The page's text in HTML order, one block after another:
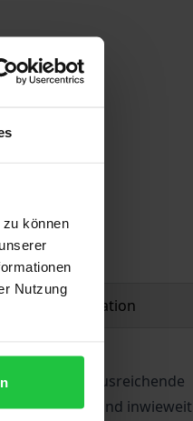
können
Nutzung
safety information
noch die ausreichende
ob und